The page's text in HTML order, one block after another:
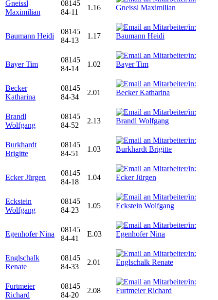
Gneissl
Maximilian
08145
84-11
1.16
Baumann Heidi
08145
84-13
1.17
Bayer Tim
08145
84-14
1.02
Becker
Katharina
08145
84-34
2.01
Brandl
Wolfgang
08145
84-52
2.13
Burkhardt
Brigitte
08145
84-51
1.03
Ecker Jürgen
08145
84-18
1.04
Eckstein
Wolfgang
08145
84-23
1.05
Egenhofer Nina
08145
84-41
E.03
Englschalk
Renate
08145
84-33
2.01
Furtmeier
Richard
08145
84-20
2.08